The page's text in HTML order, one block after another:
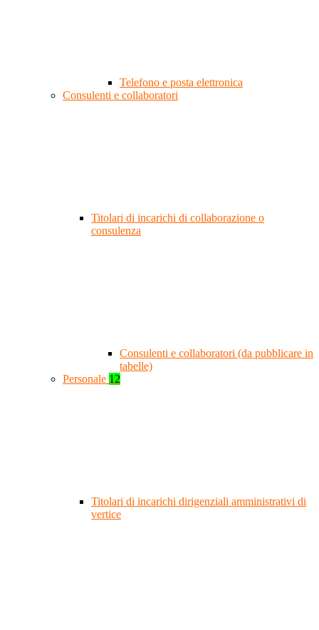
Telefono e posta elettronica
Consulenti e collaboratori
Titolari di incarichi di collaborazione o
consulenza
Consulenti e collaboratori (da pubblicare in
tabelle)
Personale 12
Titolari di incarichi dirigenziali amministrativi di
vertice